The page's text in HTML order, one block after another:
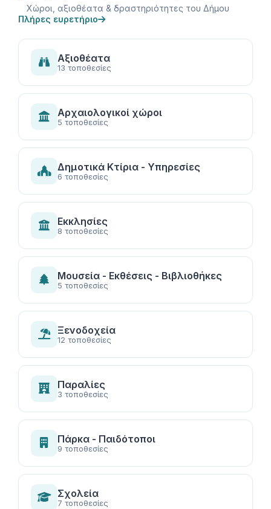
Χώροι, αξιοθέατα & δραστηριότητες του Δήμου
Πλήρες ευρετήριο
Αξιοθέατα
13 τοποθεσίες
Αρχαιολογικοί χώροι
5 τοποθεσίες
Δημοτικά Κτίρια - Υπηρεσίες
6 τοποθεσίες
Εκκλησίες
8 τοποθεσίες
Μουσεία - Εκθέσεις - Βιβλιοθήκες
5 τοποθεσίες
Ξενοδοχεία
12 τοποθεσίες
Παραλίες
3 τοποθεσίες
Πάρκα - Παιδότοποι
9 τοποθεσίες
Σχολεία
7 τοποθεσίες